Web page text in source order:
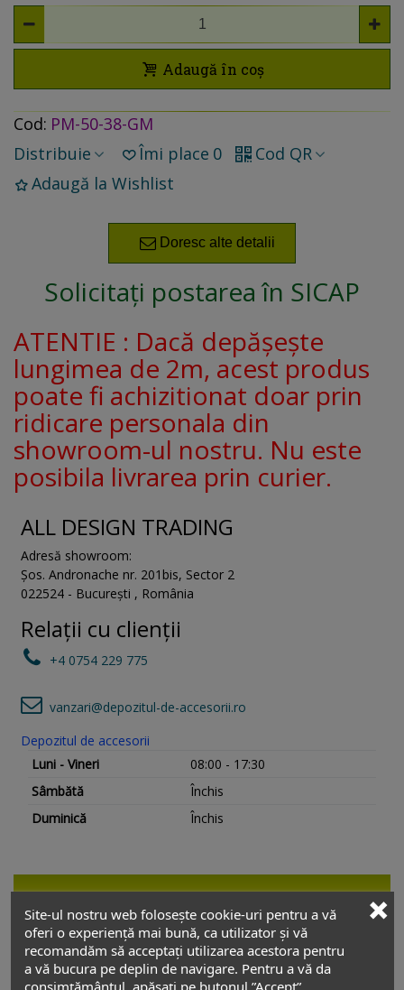
Adaugă în coș
Cod: PM-50-38-GM
Distribuie
Îmi place 0
Cod QR
Adaugă la Wishlist
Doresc alte detalii
Solicitați postarea în SICAP
ATENTIE : Dacă depășește
lungimea de 2m, acest produs
poate fi achizitionat doar prin
ridicare personala din
showroom-ul nostru. Nu este
posibila livrarea prin curier.
ALL DESIGN TRADING
Adresă showroom:
Șos. Andronache nr. 201bis, Sector 2
022524 - București , România
Relații cu clienții
+4 0754 229 775
vanzari@depozitul-de-accesorii.ro
Depozitul de accesorii
Luni - Vineri
08:00 - 17:30
Sâmbătă
Închis
Duminică
Închis
Picior metalic mobilier H50mm Ø38mm gri
metalizat : poate fi utilizat la orice tip de
Site-ul nostru web folosește cookie-uri pentru a vă
oferi o experiență mai bună, ca utilizator și vă
recomandăm să acceptați utilizarea acestora pentru
a vă bucura pe deplin de navigare. Pentru a vă da
consimțământul, apăsați pe butonul ”Accept”.